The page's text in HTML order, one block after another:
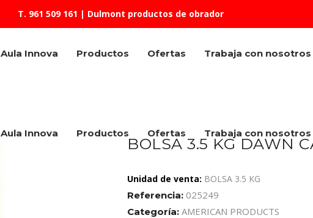
T. 961 509 161 | Dulmont productos de obrador
Aula Innova Productos Ofertas Trabaja con nosotros
Aula Innova Productos Ofertas Trabaja con nosotros
BOLSA 3.5 KG DAWN
Unidad de venta: BOLSA 3.5 KG
Referencia: 025249
Categoría: AMERICAN PRODUCTS